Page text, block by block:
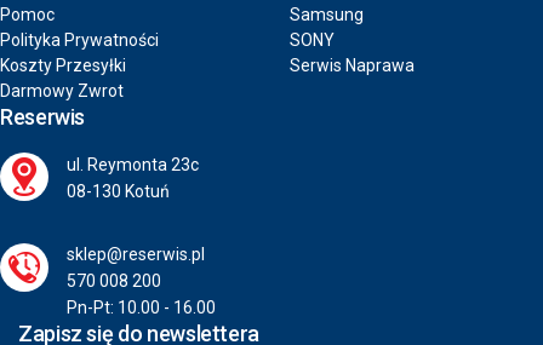
Pomoc
Polityka Prywatności
Koszty Przesyłki
Darmowy Zwrot
Samsung
SONY
Serwis Naprawa
Reserwis
ul. Reymonta 23c
08-130 Kotuń
sklep@reserwis.pl
570 008 200
Pn-Pt: 10.00 - 16.00
Zapisz się do newslettera